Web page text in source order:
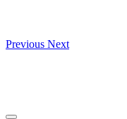
Previous Next